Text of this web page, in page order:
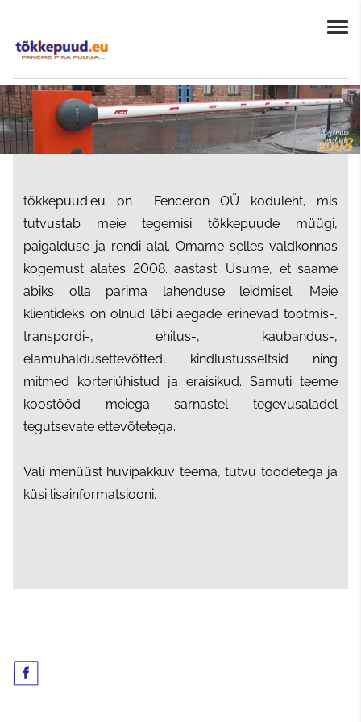
tõkkepuud.eu on Fenceron OÜ koduleht, mis
tutvustab meie tegemisi tõkkepuude müügi,
paigalduse ja rendi alal. Omame selles valdkonnas
kogemust alates 2008. aastast. Usume, et saame
abiks olla parima lahenduse leidmisel. Meie
klientideks on olnud läbi aegade erinevad tootmis-,
transpordi-, ehitus-, kaubandus-,
elamuhaldusettevõtted, kindlustusseltsid ning
mitmed korteriühistud ja eraisikud. Samuti teeme
koostööd meiega sarnastel tegevusaladel
tegutsevate ettevõtetega.
Vali menüüst huvipakkuv teema, tutvu toodetega ja
küsi lisainformatsiooni.